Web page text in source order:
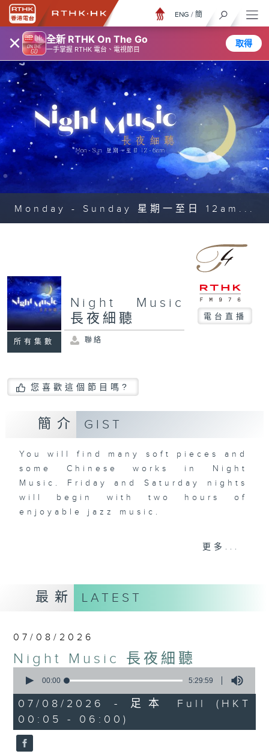
× 全新 RTHK On The Go
一手掌握 RTHK 電台、電視節目
取得
ENG / 簡
Monday - Sunday 星期一至日 12am...
所有集數
Night Music
長夜細聽
電台直播
聯絡
您喜歡這個節目嗎?
簡介 GIST
You will find many soft pieces and
some Chinese works in Night
Music. Friday and Saturday nights
will begin with two hours of
enjoyable jazz music.
When you are alone and sleepless,
「長夜細聽」節目當然少不了氣質優雅的作
品，每晚亦會精選一些中國音樂送上。週五和
如果哪天你不能入睡，別忘了第四台這裡總有
更多...
最新 LATEST
07/08/2026
Night Music 長夜細聽
seconds
5
hours,
29
minutes,
59
seconds
00:00 5:29:59
07/08/2026 - 足本 Full (HKT
00:05 - 06:00)